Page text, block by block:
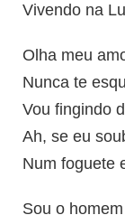
Vivendo na
Olha meu
Nunca te
Vou fingindo
Ah, se eu
Num foguete
Sou o